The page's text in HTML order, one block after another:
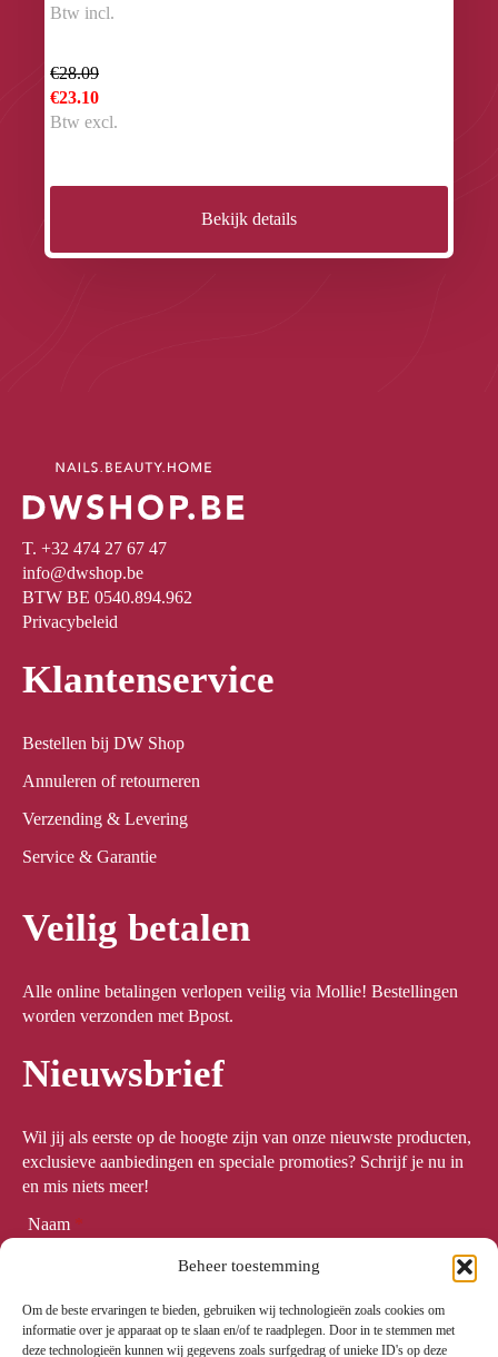
Beheer toestemming
Om de beste ervaringen te bieden, gebruiken wij technologieën zoals cookies om
informatie over je apparaat op te slaan en/of te raadplegen. Door in te stemmen met
deze technologieën kunnen wij gegevens zoals surfgedrag of unieke ID's op deze
Btw incl.
€28.09
€23.10
Btw excl.
Bekijk details
T. +32 474 27 67 47
info@dwshop.be
BTW BE 0540.894.962
Privacybeleid
Klantenservice
Bestellen bij DW Shop
Annuleren of retourneren
Verzending & Levering
Service & Garantie
Veilig betalen
Alle online betalingen verlopen veilig via Mollie! Bestellingen
worden verzonden met Bpost.
Nieuwsbrief
Wil jij als eerste op de hoogte zijn van onze nieuwste producten,
exclusieve aanbiedingen en speciale promoties? Schrijf je nu in
en mis niets meer!
Naam *
Email *